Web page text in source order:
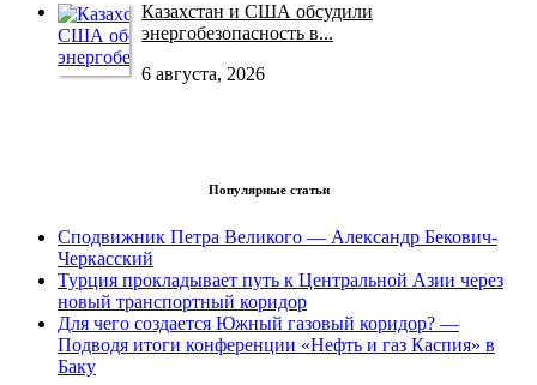
Казахстан и США обсудили
энергобезопасность в...
6 августа, 2026
Популярные статьи
Сподвижник Петра Великого — Александр Бекович-
Черкасский
Турция прокладывает путь к Центральной Азии через
новый транспортный коридор
Для чего создается Южный газовый коридор? —
Подводя итоги конференции «Нефть и газ Каспия» в
Баку